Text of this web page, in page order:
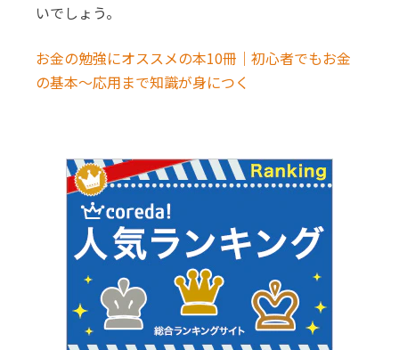
いでしょう。
お金の勉強にオススメの本10冊｜初心者でもお金
の基本～応用まで知識が身につく